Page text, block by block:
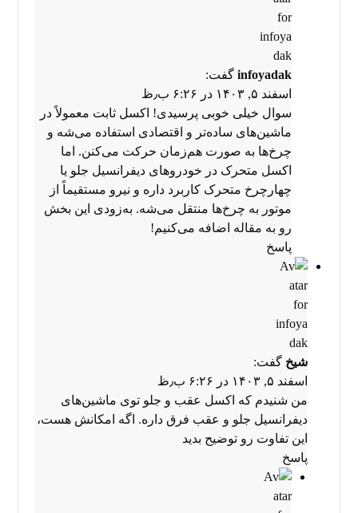
infoyadak گفت:
اسفند ۵, ۱۴۰۳ در ۶:۲۶ ب٫ظ
سوال خیلی خوبی پرسیدی! اکسل ثابت معمولاً در
ماشین‌های ساده‌تر و اقتصادی استفاده می‌شه و
چرخ‌ها به صورت هم‌زمان حرکت می‌کنن. اما
اکسل متحرک در خودروهای دیفرانسیل جلو یا
چهارچرخ متحرک کاربرد داره و نیرو مستقیماً از
موتور به چرخ‌ها منتقل می‌شه. به‌زودی این بخش
رو به مقاله اضافه می‌کنیم!
پاسخ
شیخ گفت:
اسفند ۵, ۱۴۰۳ در ۶:۲۶ ب٫ظ
من شنیدم که اکسل عقب و جلو توی ماشین‌های
دیفرانسیل جلو و عقب فرق داره. اگه امکانش هست،
این تفاوت رو توضیح بدید
پاسخ